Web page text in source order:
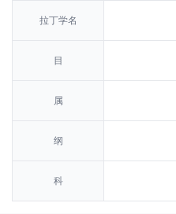
拉丁学名
目
属
纲
科